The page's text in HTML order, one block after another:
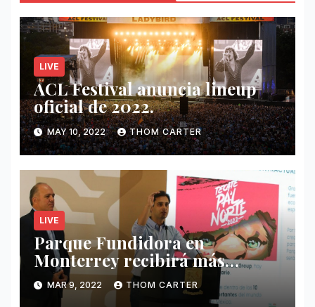
LIVE
ACL Festival anuncia lineup
oficial de 2022.
MAY 10, 2022 THOM CARTER
LIVE
Parque Fundidora en
Monterrey recibirá más
ingresos por festivales de
Música.
MAR 9, 2022 THOM CARTER